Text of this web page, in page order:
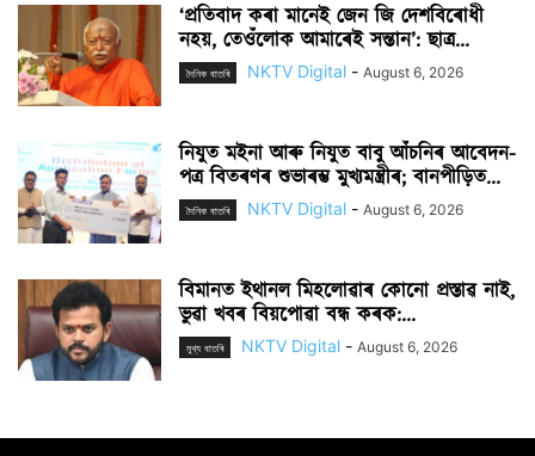
‘প্ৰতিবাদ কৰা মানেই জেন জি দেশবিৰোধী
নহয়, তেওঁলোক আমাৰেই সন্তান’: ছাত্ৰ...
দৈনিক বাতৰি NKTV Digital - August 6, 2026
নিযুত মইনা আৰু নিযুত বাবু আঁচনিৰ আবেদন-
পত্ৰ বিতৰণৰ শুভাৰম্ভ মুখ্যমন্ত্ৰীৰ; বানপীড়িত...
দৈনিক বাতৰি NKTV Digital - August 6, 2026
বিমানত ইথানল মিহলোৱাৰ কোনো প্ৰস্তাৱ নাই,
ভুৱা খবৰ বিয়পোৱা বন্ধ কৰক:...
মুখ্য বাতৰি NKTV Digital - August 6, 2026